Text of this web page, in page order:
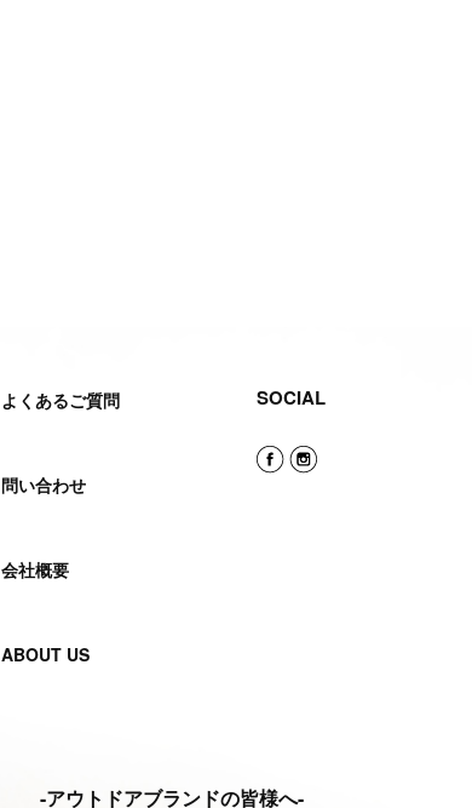
よくあるご質問
問い合わせ
会社概要
ABOUT US
SOCIAL
-アウトドアブランドの皆様へ-